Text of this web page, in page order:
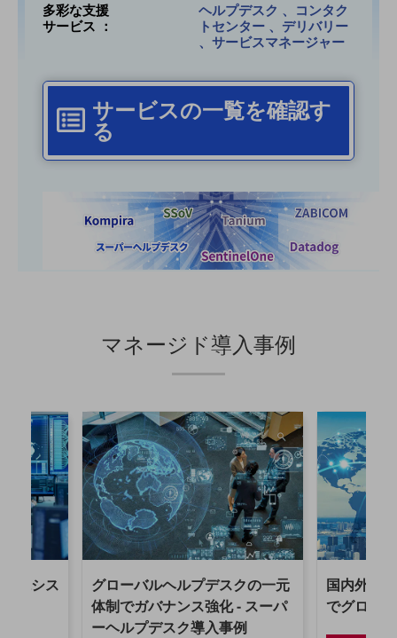
社長からのご挨拶
グループ会社
会社案内パンフレット
ニュースルームTOP
地域からの発表
サステナビリティ
サステナビリティ基本方針
サステナビリティレポート
ダイバーシティ
経営情報
経営情報TOP
決算公告
多彩な支援
サービス ：
ヘルプデスク 、コンタク
トセンター 、デリバリー
、サービスマネージャー
サービスの一覧を確認す
る
マネージド導入事例
視シス
グローバルヘルプデスクの一元
体制でガバナンス強化 - スーパ
ーヘルプデスク導入事例
国内外ネ
でグロー